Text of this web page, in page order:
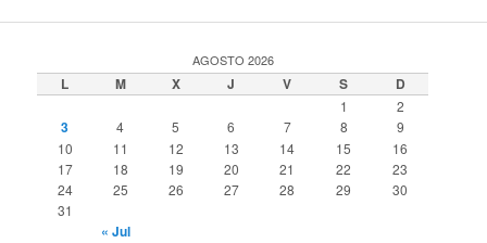
AGOSTO 2026
L M X J V S D
1 2
3 4 5 6 7 8
9
10
11 12 13 14 15
16
17
18 19 20 21 22
23
24
25 26 27 28 29
30
31
« Jul